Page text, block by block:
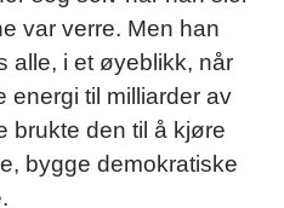
var verre. Men han
alle, i et øyeblikk, når
energi til milliarder av
brukte den til å kjøre
bygge demokratiske